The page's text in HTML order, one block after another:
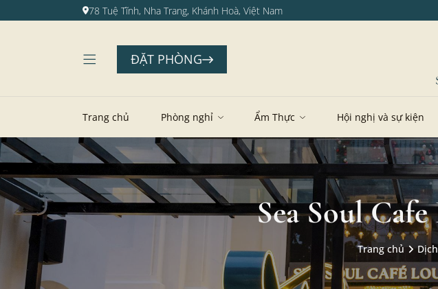
Trang chủ Phòng nghỉ Ẩm Thực Hội nghị và sự kiện
78 Tuệ Tĩnh, Nha Trang, Khánh Hoà, Việt Nam
ĐẶT PHÒNG
Sea Soul
Trang chủ